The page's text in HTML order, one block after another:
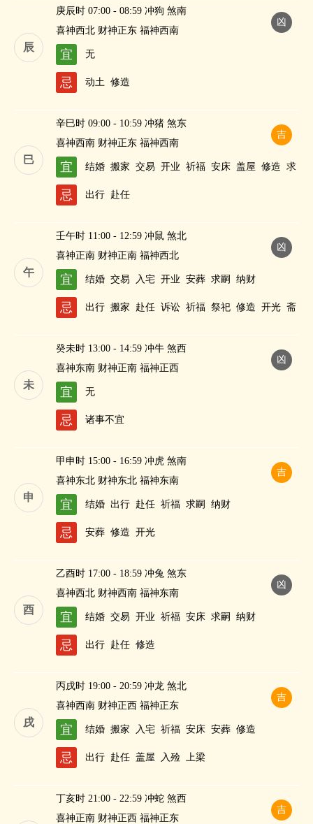
辰
凶
庚辰时 07:00 - 08:59 冲狗 煞南
喜神西北 财神正东 福神西南
宜 无
忌 动土 修造
巳
吉
辛巳时 09:00 - 10:59 冲猪 煞东
喜神西南 财神正东 福神西南
宜 结婚 搬家 交易 开业 祈福 安床 盖屋 修造 求
嗣
纳财
忌 出行 赴任
午
凶
壬午时 11:00 - 12:59 冲鼠 煞北
喜神正南 财神正南 福神西北
宜 结婚 交易 入宅 开业 安葬 求嗣 纳财
忌 出行 搬家 赴任 诉讼 祈福 祭祀 修造 开光 斋
未
凶
癸未时 13:00 - 14:59 冲牛 煞西
喜神东南 财神正南 福神正西
宜 无
忌 诸事不宜
申
吉
甲申时 15:00 - 16:59 冲虎 煞南
喜神东北 财神东北 福神东南
宜 结婚 出行 赴任 祈福 求嗣 纳财
忌 安葬 修造 开光
酉
凶
乙酉时 17:00 - 18:59 冲兔 煞东
喜神西北 财神西南 福神东南
宜 结婚 交易 开业 祈福 安床 求嗣 纳财
忌 出行 赴任 修造
戌
吉
丙戌时 19:00 - 20:59 冲龙 煞北
喜神西南 财神正西 福神正东
宜 结婚 搬家 入宅 祈福 安床 安葬 修造
忌 出行 赴任 盖屋 入殓 上梁
吉
丁亥时 21:00 - 22:59 冲蛇 煞西
喜神正南 财神正西 福神正东